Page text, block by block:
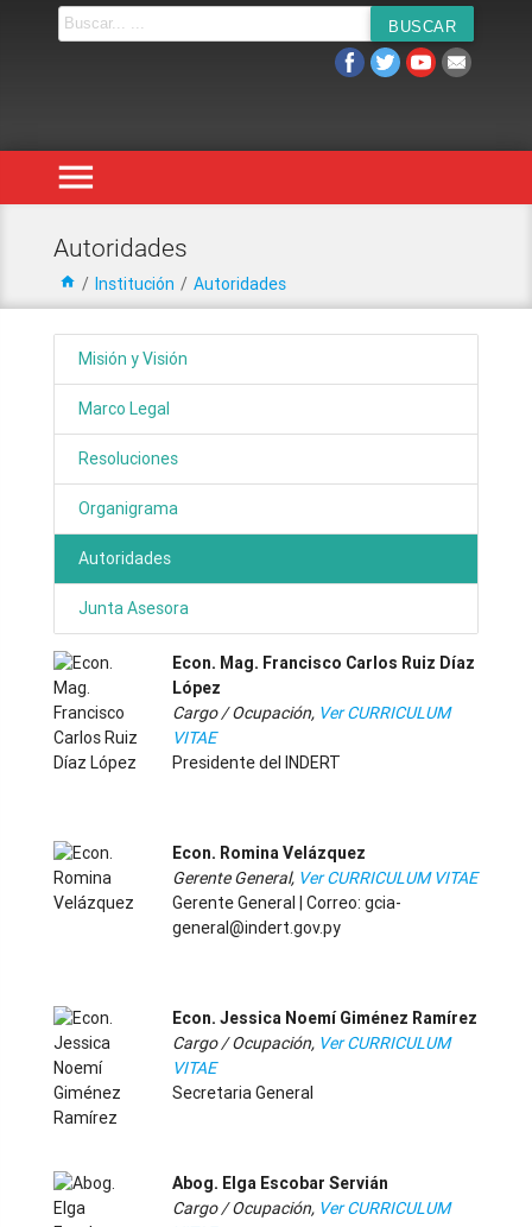
menu
Autoridades
home / Institución / Autoridades
Misión y Visión
Marco Legal
Resoluciones
Organigrama
Autoridades
Junta Asesora
Econ. Mag. Francisco Carlos Ruiz Díaz
López
Cargo / Ocupación, Ver CURRICULUM
VITAE
Presidente del INDERT
Econ. Romina Velázquez
Gerente General, Ver CURRICULUM VITAE
Gerente General | Correo: gcia-
general@indert.gov.py
Econ. Jessica Noemí Giménez Ramírez
Cargo / Ocupación, Ver CURRICULUM
VITAE
Secretaria General
Abog. Elga Escobar Servián
Cargo / Ocupación, Ver CURRICULUM